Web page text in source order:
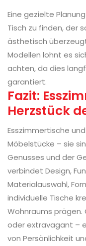
Eine gezielte
Tisch zu finden, der
ästhetisch
Modellen lohnt es
achten, da dies
garantiert.
Fazit:
Herzstück
Esszimmertische
Möbelstücke – sie
Genusses und der
verbindet Design,
Materialauswahl,
individuelle Tische
Wohnraums prägen.
oder extravagant –
von Persönlichkeit